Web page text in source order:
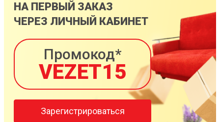
НА ПЕРВЫЙ ЗАКАЗ
ЧЕРЕЗ ЛИЧНЫЙ КАБИНЕТ
Промокод*
VEZET15
Зарегистрироваться